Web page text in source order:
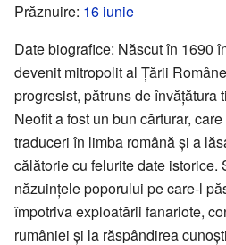
Prăznuire: 16 iunie
Date biografice: Născut în 1690
devenit mitropolit al Țării
progresist, pătruns de învățătura
Neofit a fost un bun cărturar,
traduceri în limba română și a
călătorie cu felurite date istorice.
năzuințele poporului pe care-l
împotriva exploatării fanariote,
rumâniei și la răspândirea